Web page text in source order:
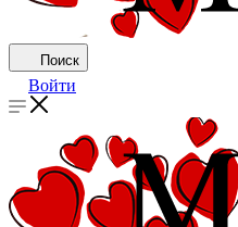
Поиск
Войти